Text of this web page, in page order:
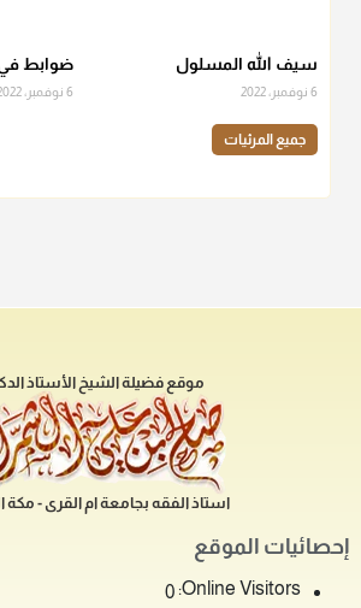
سيف الله المسلول
6 نوفمبر، 2022
ضوابط في
6 نوفمبر، 2022
جميع المرئيات
موقع فضيلة الشيخ الأستاذ
استاذ الفقه بجامعة ام القرى - مكة
إحصائيات الموقع
Online Visitors:
0